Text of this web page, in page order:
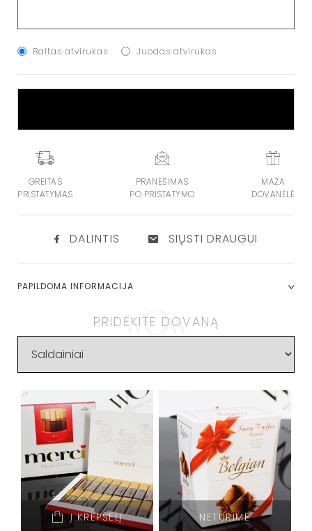
Baltas atvirukas Juodas atvirukas
GREITAS
PRISTATYMAS
PRANEŠIMAS
PO PRISTATYMO
MAŽA
DOVANĖLĖ
DALINTIS SIŲSTI DRAUGUI
PAPILDOMA INFORMACIJA
PRIDĖKITE DOVANĄ
Į KREPŠELĮ NETURIME